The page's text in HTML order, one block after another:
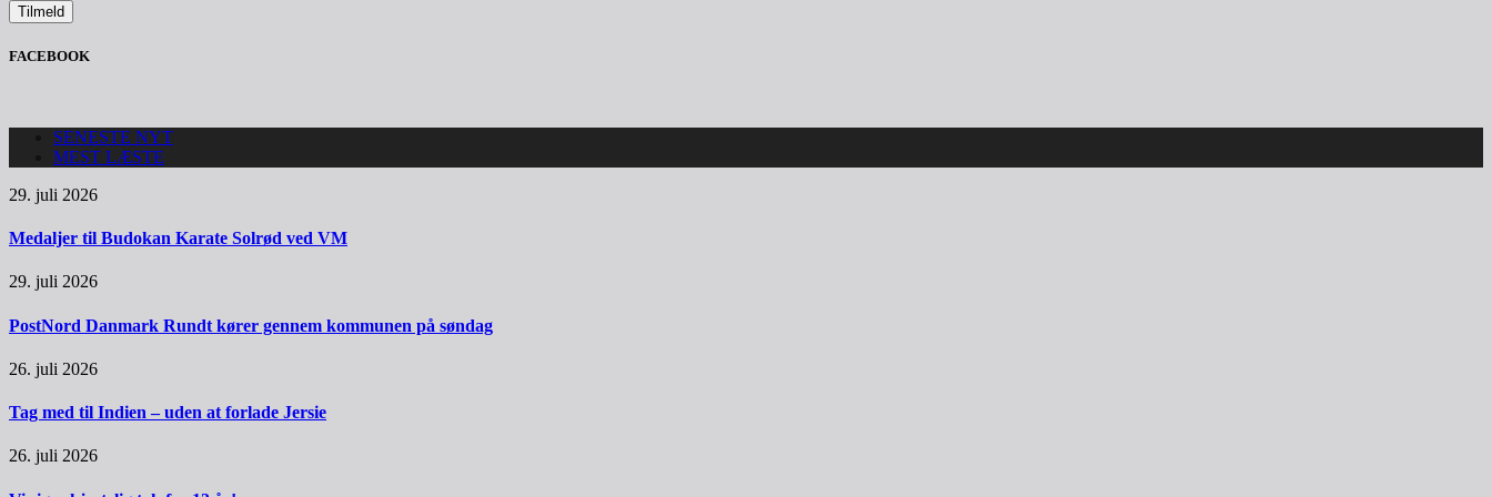
FACEBOOK
SENESTE NYT
MEST LÆSTE
29. juli 2026
Medaljer til Budokan Karate Solrød ved VM
29. juli 2026
PostNord Danmark Rundt kører gennem kommunen på søndag
26. juli 2026
Tag med til Indien – uden at forlade Jersie
26. juli 2026